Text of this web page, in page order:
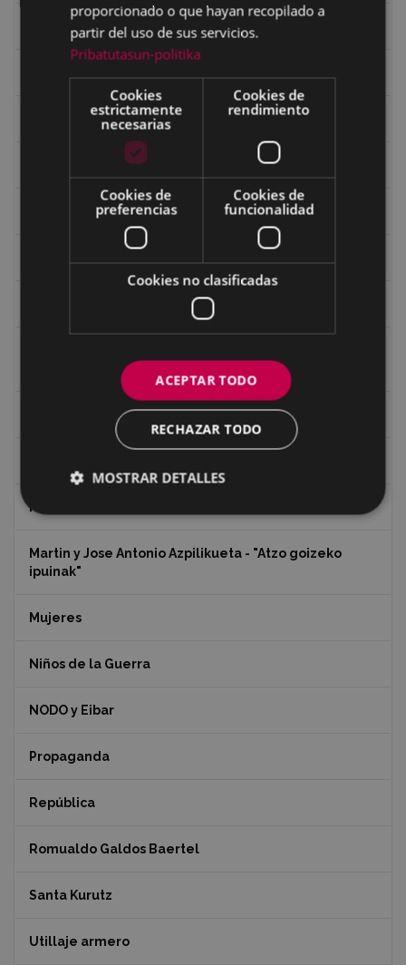
Fondo Carlos Narbaiza
Ignacio Zuloaga (1870-2020)
Indalecio Ojanguren Diputación de Gipuzkoa
Koko Dantzak
Martin y Jose Antonio Azpilikueta - "Atzo goizeko
ipuinak"
Mujeres
Niños de la Guerra
NODO y Eibar
Propaganda
República
Romualdo Galdos Baertel
Santa Kurutz
Utillaje armero
proporcionado o que hayan recopilado a
partir del uso de sus servicios.
Pribatutasun-politika
Cookies
estrictamente
necesarias
Cookies de
rendimiento
Cookies de
preferencias
Cookies de
funcionalidad
Cookies no clasificadas
ACEPTAR TODO
RECHAZAR TODO
MOSTRAR DETALLES